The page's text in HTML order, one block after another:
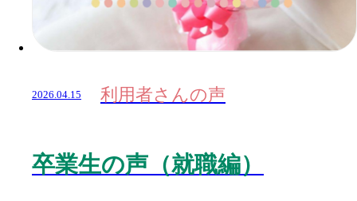
2026.04.15 利用者さんの声
卒業生の声（就職編）